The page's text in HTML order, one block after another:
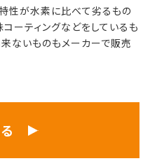
性が水素に比べて劣るもの
ーティングなどをしているも
ないものもメーカーで販売